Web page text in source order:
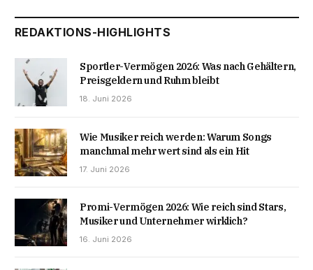
REDAKTIONS-HIGHLIGHTS
Sportler-Vermögen 2026: Was nach Gehältern,
Preisgeldern und Ruhm bleibt
18. Juni 2026
Wie Musiker reich werden: Warum Songs
manchmal mehr wert sind als ein Hit
17. Juni 2026
Promi-Vermögen 2026: Wie reich sind Stars,
Musiker und Unternehmer wirklich?
16. Juni 2026